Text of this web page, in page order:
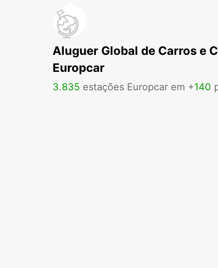
Aluguer Global de Carros e
Europcar
3.835 estações Europcar em +140